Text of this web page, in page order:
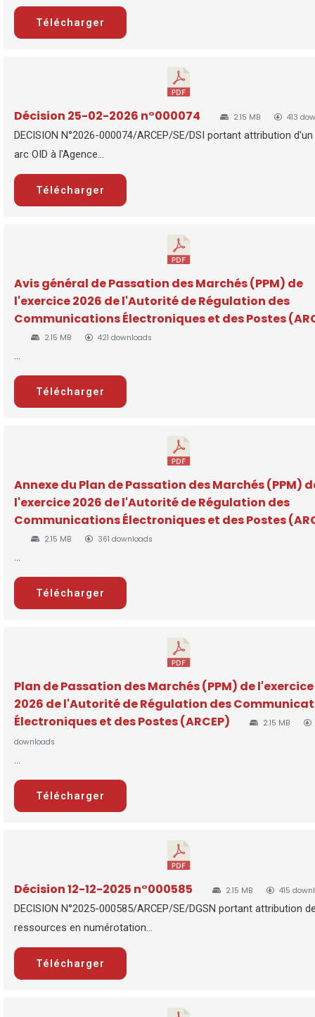
Télécharger
Décision 25-02-2026 n°000074 2.15 MB 413
DECISION N°2026-000074/ARCEP/SE/DSI portant attribution
arc OID à l'Agence...
Télécharger
Avis général de Passation des Marchés (PPM) de
l'exercice 2026 de l'Autorité de Régulation des
Communications Électroniques et des Postes
2.15 MB 421 downloads
...
Télécharger
Annexe du Plan de Passation des Marchés (PPM)
l'exercice 2026 de l'Autorité de Régulation des
Communications Électroniques et des Postes
2.15 MB 361 downloads
...
Télécharger
Plan de Passation des Marchés (PPM) de l'exercice
2026 de l'Autorité de Régulation des
Électroniques et des Postes (ARCEP)
2.15 MB
downloads
...
Télécharger
Décision 12-12-2025 n°000585 2.15 MB 415
DECISION N°2025-000585/ARCEP/SE/DGSN portant attribution
ressources en numérotation...
Télécharger